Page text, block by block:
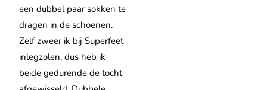
een dubbel paar sokken te
dragen in de schoenen.
Zelf zweer ik bij Superfeet
inlegzolen, dus heb ik
beide gedurende de tocht